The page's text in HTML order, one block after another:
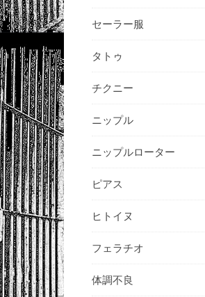
セーラー服
タトゥ
チクニー
ニップル
ニップルローター
ピアス
ヒトイヌ
フェラチオ
体調不良